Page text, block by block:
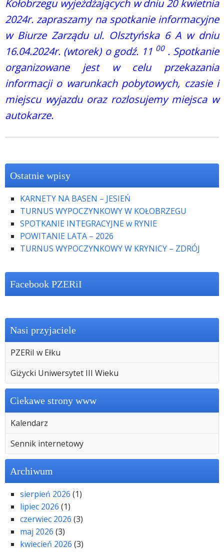
Kołobrzegu wyjeżdżających w dniu 20 kwietnia
2024r. zapraszamy na spotkanie informacyjne
w Biurze Zarządu ul. Olsztyńska 6 A w dniu
16.04.2024r. (wtorek) o godź. 11 00 . Spotkanie
organizowane jest w celu przekazania
informacji o warunkach pobytowych, czasie i
miejscu wyjazdu oraz rozlosujemy miejsca w
autokarze.
Ostatnie wpisy
KARNETY NA BASEN – JESIEŃ
TURNUS WYPOCZYNKOWY W KOŁOBRZEGU
SPOTKANIE INTEGRACYJNE w RYNIE
POWITANIE LATA – 2026
TURNUS WYPOCZYNKOWY W KRYNICY – ZDRÓJ
Facebook PZERiI
Nasi przyjaciele
PZERiI w Ełku
Giżycki Uniwersytet III Wieku
Ciekawe strony www
Kalendarz
Sennik internetowy
Archiwum
sierpień 2026 (1)
lipiec 2026 (1)
czerwiec 2026 (3)
maj 2026 (3)
kwiecień 2026 (3)